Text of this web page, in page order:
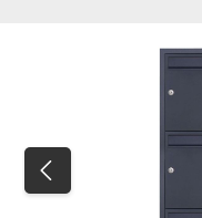
Bildergalerie überspringen